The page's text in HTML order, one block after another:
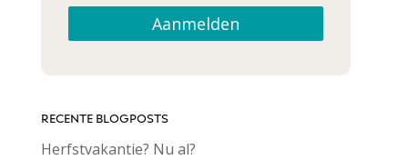
Aanmelden
RECENTE BLOGPOSTS
Herfstvakantie? Nu al?